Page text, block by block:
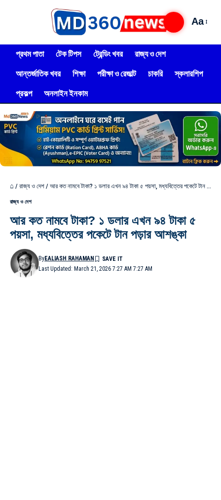
Aa
প্রথম পাতা টেক টিপস ট্রেন্ডিং খবর
রাজ্য ও দেশ
আন্তর্জাতিক খবর
শিক্ষা পরীক্ষা ও রেজাল্ট চাকরি
স্কলারশিপ
প্রকল্প
অনলাইন ইনকাম
⌂ / রাজ্য ও দেশ / আর কত নামবে টাকা? ১ ডলার এখন ৯৪ টাকা ৫ পয়সা, মধ্যবিত্তের পকেটে টান পড়ার আশঙ্কা
রাজ্য ও দেশ
আর কত নামবে টাকা? ১ ডলার এখন ৯৪ টাকা ৫
পয়সা, মধ্যবিত্তের পকেটে টান পড়ার আশঙ্কা
Last Updated: March 21, 2026 7:27 AM 7:27 AM
ByEALIASH RAHAMAN